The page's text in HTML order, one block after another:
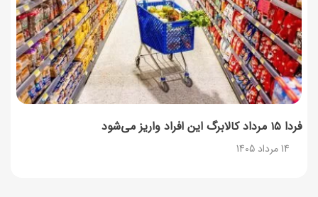
فردا ۱۵ مرداد کالابرگ این افراد واریز می‌شود
14 مرداد 1405